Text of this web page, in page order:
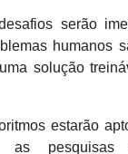
serão
humanos
solução
estarão
as pesquisas